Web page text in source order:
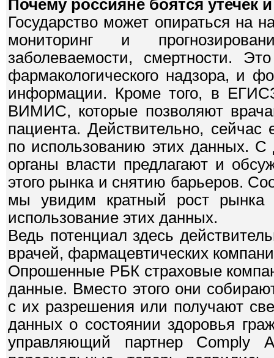
Почему россияне боятся
Государство может опираться на
мониторинг и
заболеваемости, смертности.
фармакологического надзора, и
информации. Кроме того, в
ВИМИС, которые позволяют
пациента. Действительно, сейчас
по использованию этих данных. С
органы власти предлагают и
этого рынка и снятию барьеров.
мы увидим кратный рост рынка
использование этих данных.
Ведь потенциал здесь
врачей, фармацевтических
Опрошенные РБК страховые
данные. Вместо этого они
с их разрешения или получают
данных о состоянии здоровья
управляющий партнер